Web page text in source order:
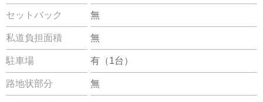
セットバック 無
私道負担面積 無
駐車場 有（1台）
路地状部分 無